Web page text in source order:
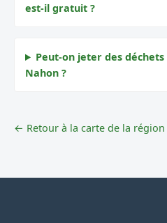
est-il gratuit ?
Peut-on jeter des
Nahon ?
← Retour à la carte de la région